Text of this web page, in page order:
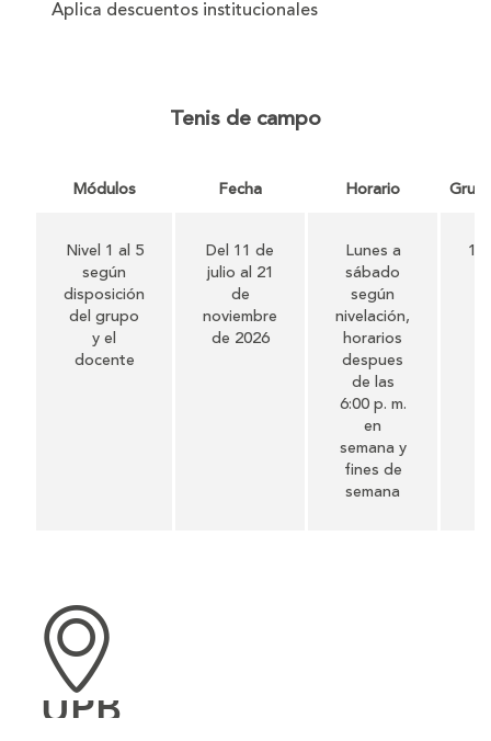
Aplica descuentos institucionales
Tenis de campo
Módulos Fecha Horario
Nivel 1 al 5
según
disposición
del grupo
y el
docente
Del 11 de
julio al 21
de
noviembre
de 2026
Lunes a
sábado
según
nivelación,
horarios
despues
de las
6:00 p. m.
en
semana y
fines de
semana
1
UPB